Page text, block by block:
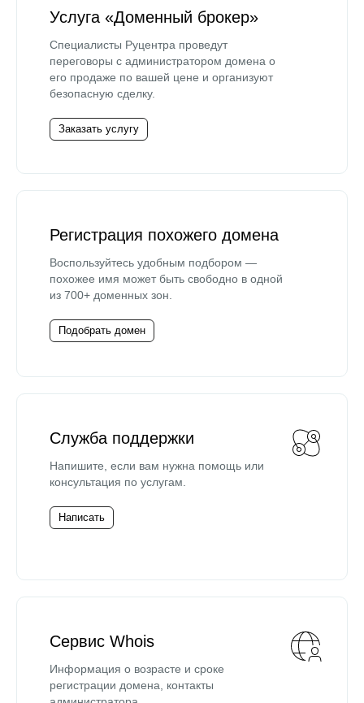
Услуга «Доменный брокер»
Специалисты Руцентра проведут
переговоры с администратором домена о
его продаже по вашей цене и организуют
безопасную сделку.
Заказать услугу
Регистрация похожего домена
Воспользуйтесь удобным подбором —
похожее имя может быть свободно в одной
из 700+ доменных зон.
Подобрать домен
Служба поддержки
Напишите, если вам нужна помощь или
консультация по услугам.
Написать
Сервис Whois
Информация о возрасте и сроке
регистрации домена, контакты